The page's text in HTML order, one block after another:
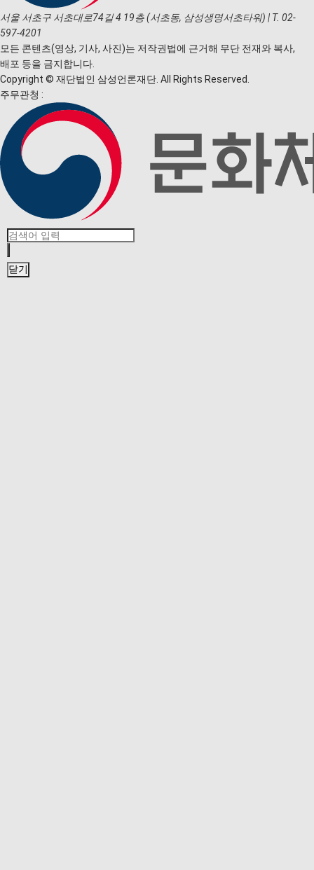
서울 서초구 서초대로74길 4 19층 (서초동, 삼성생명서초타워) | T. 02-
597-4201
모든 콘텐츠(영상, 기사, 사진)는 저작권법에 근거해 무단 전재와 복사,
배포 등을 금지합니다.
Copyright © 재단법인 삼성언론재단. All Rights Reserved.
주무관청 :
닫기